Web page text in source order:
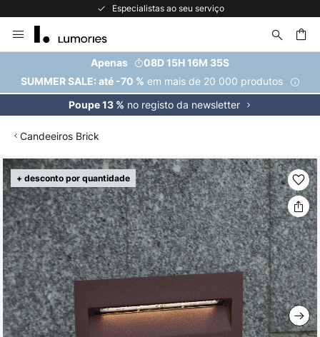
Especialistas ao seu serviço
para
Conteúdo
Apenas
08D 15H 16M 35S
SUMMER SALE: até -70 % em mais de 20 000 produtos
Poupe 13 % no registo da newsletter
Candeeiros Brick
+ desconto por quantidade
Saltar
para
o
final
da
Galeria
de
imagens